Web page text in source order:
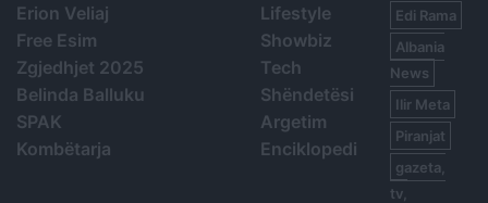
Erion Veliaj
Free Esim
Zgjedhjet 2025
Belinda Balluku
SPAK
Kombëtarja
Lifestyle
Showbiz
Tech
Shëndetësi
Argetim
Enciklopedi
Edi Rama
Albania
News
Ilir Meta
Piranjat
gazeta,
tv,